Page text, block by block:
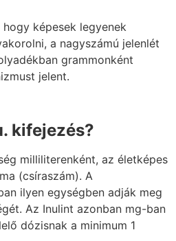
képesek legyenek
a nagyszámú jelenlét
grammonként
jelent.
kifejezés?
milliliterenként, az életképes
(csíraszám). A
ilyen egységben adják meg
Az Inulint azonban mg-ban
dózisnak a minimum 1